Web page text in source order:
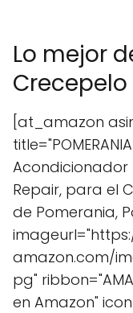
Lo mejor
[at_amazon
Acondicionador
Repair, para el
de Pomerania,
amazon.com/
pg"
en Amazon"